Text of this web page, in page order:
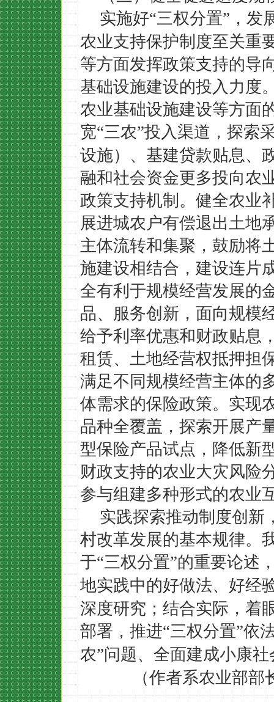
实施好“三权分置” ，发
农业支持保护制度至关重
等方面发挥政策支持的导
基础设施建设的投入力度
农业基础设施建设等方面
宽“三农”投入渠道，探索
设施）、基建贷款贴息、
融和社会资金更多投向农
政策支持机制。健全农业
展进城农户有偿退出土地
主体流转和集聚，鼓励将
施建设相结合，建设连片
全有利于规模经营发展的
品、服务创新，面向规模
给予利率优惠和财政贴息
租赁、土地经营权抵押担
满足不同规模经营主体的
体需求的保险政策。实现
品种全覆盖，探索开展产
型保险产品试点，降低新
财政支持的农业大灾风险
参与组建多种形式的农业
实践探索推动制度创新
村改革发展的基本规律。
于“三权分置”的重要论述
地实践中的好做法、好经
深度研究；结合实际，着
部署，推进“三权分置”依
农”问题、全面建成小康
（作者系农业部部